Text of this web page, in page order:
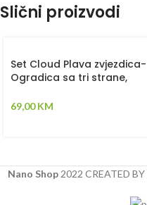
Slični proizvodi
Set Cloud Plava zvjezdica-
Ogradica sa tri strane,
ukrasna jastuka –
69,00KM
Nano Shop 2022 CREATED BY